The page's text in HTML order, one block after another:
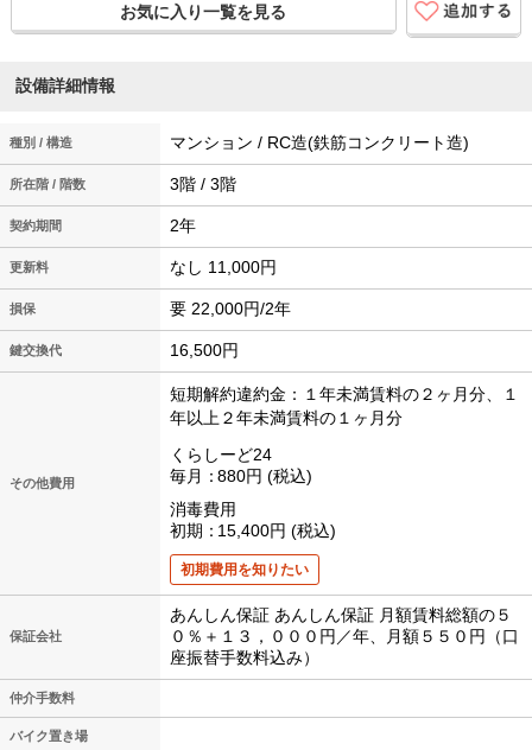
お気に入り一覧を見る
設備詳細情報
種別 / 構造 マンション / RC造(鉄筋コンクリート造)
所在階 / 階数 3階 / 3階
契約期間 2年
更新料 なし 11,000円
損保 要 22,000円/2年
鍵交換代 16,500円
その他費用
短期解約違約金：１年未満賃料の２ヶ月分、１
年以上２年未満賃料の１ヶ月分
くらしーど24
毎月
880円
税込
消毒費用
初期
15,400円 税込
初期費用を知りたい
保証会社
あんしん保証 あんしん保証 月額賃料総額の５
０％＋１３，０００円／年、月額５５０円（口
座振替手数料込み）
仲介手数料
バイク置き場